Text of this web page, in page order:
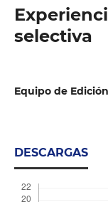
selectiva
Equipo de
DESCARGAS